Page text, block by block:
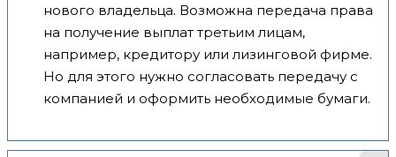
нового владельца. Возможна передача права
на получение выплат третьим лицам,
например, кредитору или лизинговой фирме.
Но для этого нужно согласовать передачу с
компанией и оформить необходимые бумаги.